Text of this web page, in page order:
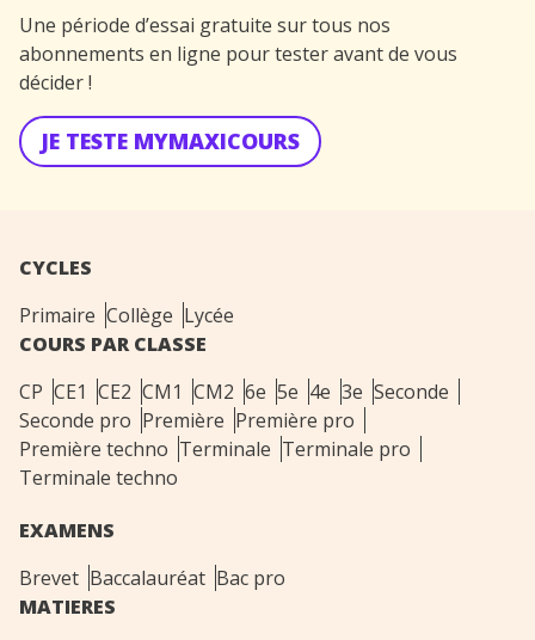
Une période d’essai gratuite sur tous nos
abonnements en ligne pour tester avant de vous
décider !
JE TESTE MYMAXICOURS
CYCLES
Primaire Collège Lycée
COURS PAR CLASSE
CP CE1 CE2 CM1 CM2 6e 5e 4e 3e Seconde
Seconde pro Première Première pro
Première techno Terminale Terminale pro
Terminale techno
EXAMENS
Brevet Baccalauréat Bac pro
MATIERES